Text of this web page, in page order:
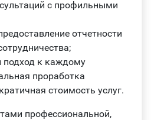
с профильными
отчетности
подход к каждому
проработка
стоимость услуг.
профессиональной,